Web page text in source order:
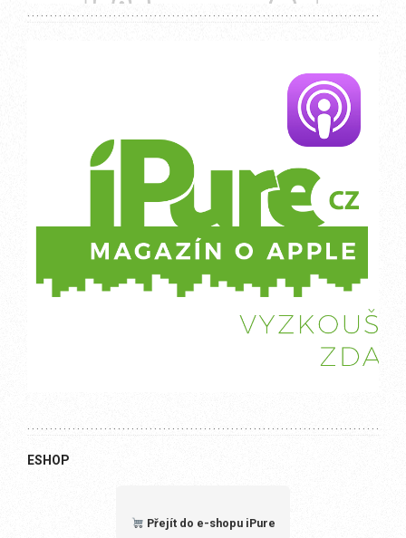
ESHOP
Přejít do e-shopu iPure